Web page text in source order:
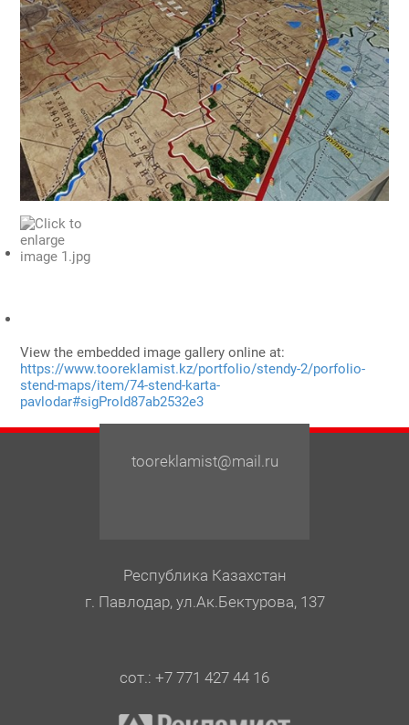
View the embedded image gallery online at:
https://www.tooreklamist.kz/portfolio/stendy-2/porfolio-
stend-maps/item/74-stend-karta-
pavlodar#sigProId87ab2532e3
tooreklamist@mail.ru
Республика Казахстан
г. Павлодар, ул.Ак.Бектурова, 137
сот.: +7 771 427 44 16